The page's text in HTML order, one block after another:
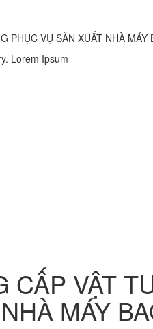
PHỤC VỤ SẢN XUẤT NHÀ MÁY
Lorem Ipsum
CẤP VẬT
MÁY